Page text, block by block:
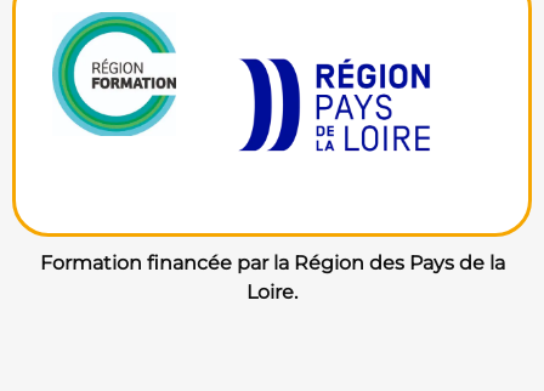
Formation financée par la Région des Pays de la
Loire.